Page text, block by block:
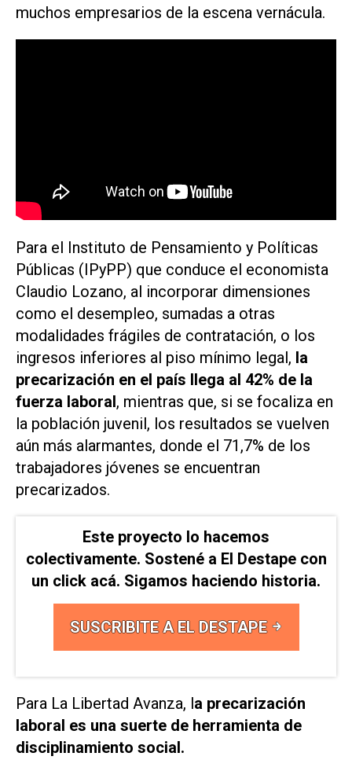
muchos empresarios de la escena vernácula.
Para el Instituto de Pensamiento y Políticas
Públicas (IPyPP) que conduce el economista
Claudio Lozano, al incorporar dimensiones
como el desempleo, sumadas a otras
modalidades frágiles de contratación, o los
ingresos inferiores al piso mínimo legal, la
precarización en el país llega al 42% de la
fuerza laboral, mientras que, si se focaliza en
la población juvenil, los resultados se vuelven
aún más alarmantes, donde el 71,7% de los
trabajadores jóvenes se encuentran
precarizados.
Este proyecto lo hacemos
colectivamente. Sostené a El Destape con
un click acá. Sigamos haciendo historia.
SUSCRIBITE A EL DESTAPE
Para La Libertad Avanza, la precarización
laboral es una suerte de herramienta de
disciplinamiento social.